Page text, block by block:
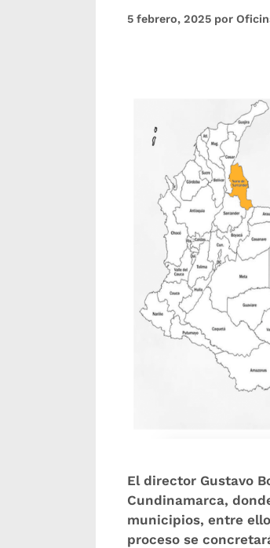
5 febrero, 2025 por
El director Gustavo
Cundinamarca,
municipios, entre
proceso se